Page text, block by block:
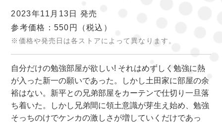
2023年11月13日 発売
参考価格：550円
（税込）
※価格や発売日は各ストアによって異なります。
自分だけの勉強部屋が欲しい! それはめずしく勉強に熱
が入った新一の願いであった。しかし土田家に部屋の余
裕はない。新平との兄弟部屋をカーテンで仕切り一旦落
ち着いた。しかし兄弟間に領土意識が芽生え始め、勉強
そっちのけでケンカの激しさが増していくだけであっ